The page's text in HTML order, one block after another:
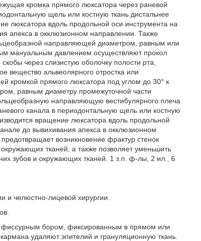
кромка прямого люксатора через раневой
щель или костную ткань дистальнее
люксатора вдоль продольной оси инструмента на
апекса в окклюзионном направлении. Также
направляющей диаметром, равным или
мануальным давлением осуществляют прокол
через слизистую оболочку полости рта,
вещество альвеолярного отростка или
кромкой прямого люксатора под углом до 30° к
равным диаметру промежуточной части
направляющую вестибулярного плеча
канала в периодонтальную щель или костную
вращение люксатора вдоль продольной
до вывихивания апекса в окклюзионном
возникновение фрактур стенок
тканей, а также позволяет уменьшить
зубов и окружающих тканей. 1 з.п. ф-лы, 2 ил., 6
и челюстно-лицевой хирургии.
фиссурным бором, фиксированным в прямом или
удаляют эпителий и грануляционную ткань.